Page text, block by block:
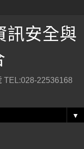
訊安全與
TEL:028-22536168
▼